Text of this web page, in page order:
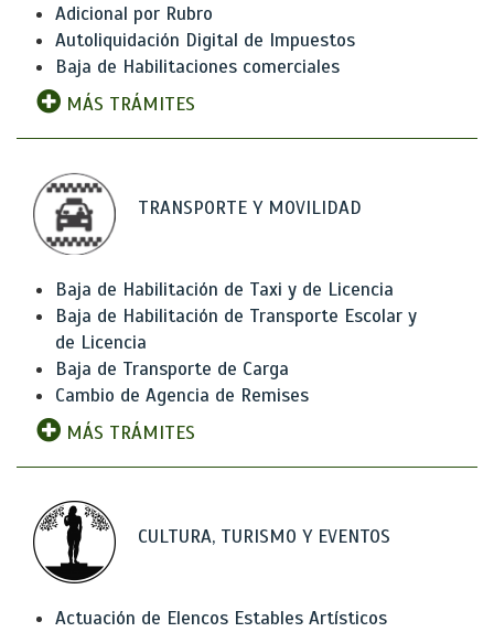
Adicional por Rubro
Autoliquidación Digital de Impuestos
Baja de Habilitaciones comerciales
MÁS TRÁMITES
TRANSPORTE Y MOVILIDAD
Baja de Habilitación de Taxi y de Licencia
Baja de Habilitación de Transporte Escolar y
de Licencia
Baja de Transporte de Carga
Cambio de Agencia de Remises
MÁS TRÁMITES
CULTURA, TURISMO Y EVENTOS
Actuación de Elencos Estables Artísticos